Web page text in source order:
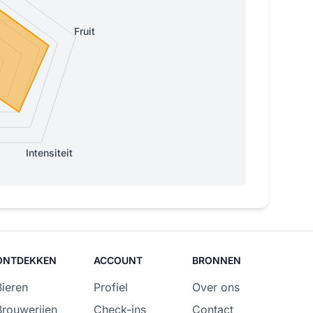
Fruitig
Intensiteit
ACCOUNT
Profiel
Check-ins
BRONNEN
Over ons
Contact